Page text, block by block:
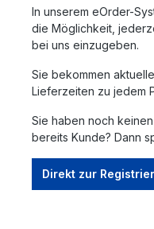
In unserem eOrder-
die Möglichkeit,
bei uns einzugeben.
Sie bekommen
Lieferzeiten zu jedem
Sie haben noch
bereits Kunde? Dann
Direkt zur